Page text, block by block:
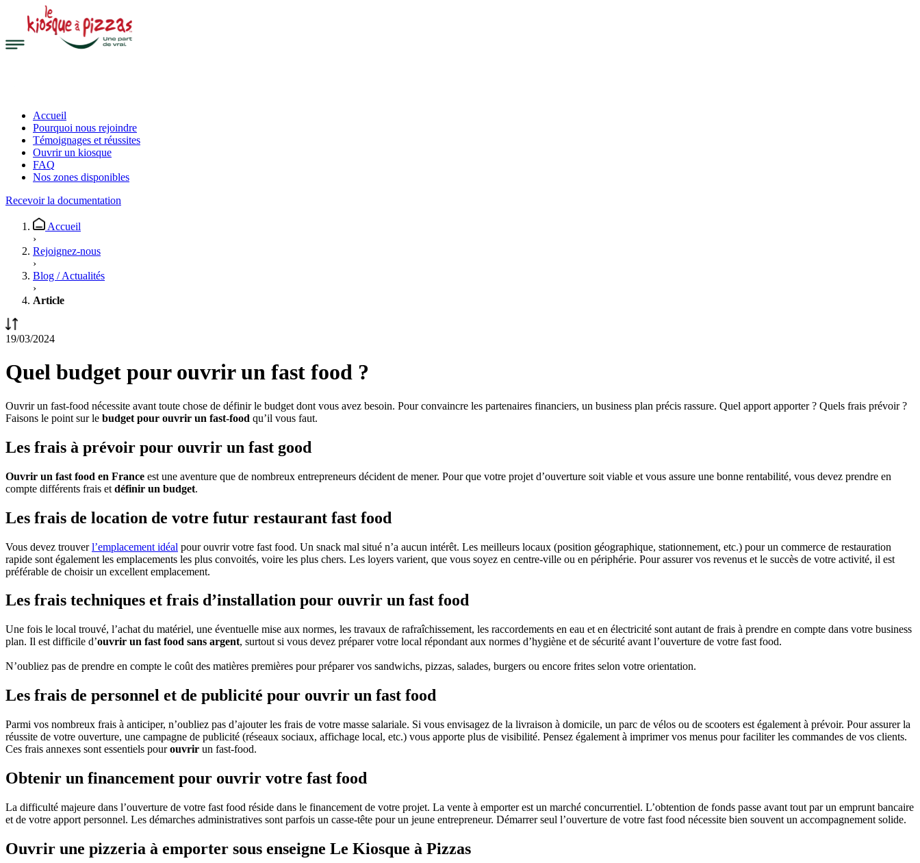
Accueil
Pourquoi nous rejoindre
Témoignages et réussites
Ouvrir un kiosque
FAQ
Nos zones disponibles
Recevoir la documentation
Accueil
›
Rejoignez-nous
›
Blog / Actualités
›
Article
19/03/2024
Quel budget pour ouvrir un fast food ?
Ouvrir un fast-food nécessite avant toute chose de définir le budget dont vous avez besoin. Pour convaincre les partenaires financiers, un business plan précis rassure. Quel apport apporter ? Quels frais prévoir ?
Faisons le point sur le budget pour ouvrir un fast-food qu’il vous faut.
Les frais à prévoir pour ouvrir un fast good
Ouvrir un fast food en France est une aventure que de nombreux entrepreneurs décident de mener. Pour que votre projet d’ouverture soit viable et vous assure une bonne rentabilité, vous devez prendre en
compte différents frais et définir un budget.
Les frais de location de votre futur restaurant fast food
Vous devez trouverl’emplacement idéal pour ouvrir votre fast food. Un snack mal situé n’a aucun intérêt. Les meilleurs locaux (position géographique, stationnement, etc.) pour un commerce de restauration
rapide sont également les emplacements les plus convoités, voire les plus chers. Les loyers varient, que vous soyez en centre-ville ou en périphérie. Pour assurer vos revenus et le succès de votre activité, il est
préférable de choisir un excellent emplacement.
Les frais techniques et frais d’installation pour ouvrir un fast food
Une fois le local trouvé, l’achat du matériel, une éventuelle mise aux normes, les travaux de rafraîchissement, les raccordements en eau et en électricité sont autant de frais à prendre en compte dans votre business
plan. Il est difficile d’ouvrir un fast food sans argent, surtout si vous devez préparer votre local répondant aux normes d’hygiène et de sécurité avant l’ouverture de votre fast food.
N’oubliez pas de prendre en compte le coût des matières premières pour préparer vos sandwichs, pizzas, salades, burgers ou encore frites selon votre orientation.
Les frais de personnel et de publicité pour ouvrir un fast food
Parmi vos nombreux frais à anticiper, n’oubliez pas d’ajouter les frais de votre masse salariale. Si vous envisagez de la livraison à domicile, un parc de vélos ou de scooters est également à prévoir. Pour assurer la
réussite de votre ouverture, une campagne de publicité (réseaux sociaux, affichage local, etc.) vous apporte plus de visibilité. Pensez également à imprimer vos menus pour faciliter les commandes de vos clients.
Ces frais annexes sont essentiels pourouvrir un fast-food.
Obtenir un financement pour ouvrir votre fast food
La difficulté majeure dans l’ouverture de votre fast food réside dans le financement de votre projet. La vente à emporter est un marché concurrentiel. L’obtention de fonds passe avant tout par un emprunt bancaire
et de votre apport personnel. Les démarches administratives sont parfois un casse-tête pour un jeune entrepreneur. Démarrer seul l’ouverture de votre fast food nécessite bien souvent un accompagnement solide.
Ouvrir une pizzeria à emporter sous enseigne Le Kiosque à Pizzas